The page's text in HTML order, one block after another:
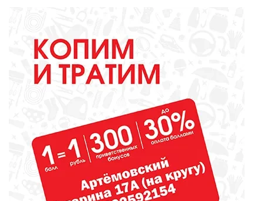
Не превращайте свой двор в
свалку!
Наше здоровье - не статистика.
Но цифры заставляют
задуматься
ОБЩЕСТВО
Борьба за депутатские кресла